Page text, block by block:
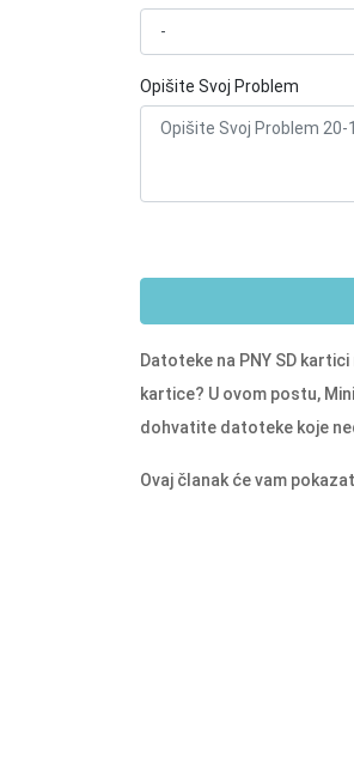
Opišite Svoj Problem
Datoteke na PNY SD
kartice? U ovom postu,
dohvatite datoteke koje
Ovaj članak će vam